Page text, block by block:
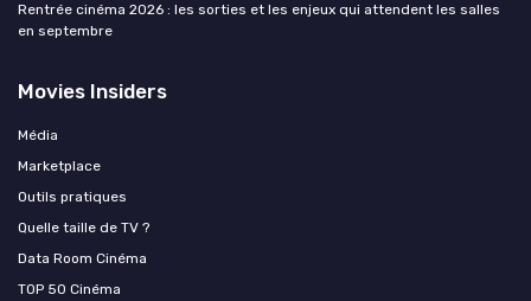
Rentrée cinéma 2026 : les sorties et les enjeux qui attendent les salles
en septembre
Movies Insiders
Média
Marketplace
Outils pratiques
Quelle taille de TV ?
Data Room Cinéma
TOP 50 Cinéma